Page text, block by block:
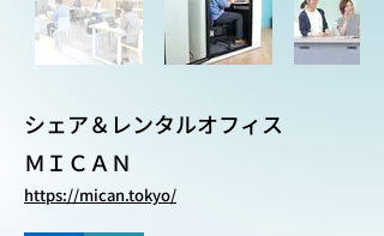
シェア＆レンタルオフィス
ＭＩＣＡＮ
https://mican.tokyo/